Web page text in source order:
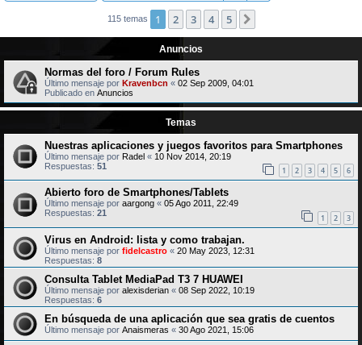
115 temas 1 2 3 4 5
Anuncios
Normas del foro / Forum Rules
Último mensaje por Kravenbcn « 02 Sep 2009, 04:01
Publicado en Anuncios
Temas
Nuestras aplicaciones y juegos favoritos para Smartphones
Último mensaje por Radel « 10 Nov 2014, 20:19
Respuestas: 51 1 2 3 4 5 6
Abierto foro de Smartphones/Tablets
Último mensaje por aargong « 05 Ago 2011, 22:49
Respuestas: 21 1 2 3
Virus en Android: lista y como trabajan.
Último mensaje por fidelcastro « 20 May 2023, 12:31
Respuestas: 8
Consulta Tablet MediaPad T3 7 HUAWEI
Último mensaje por alexisderian « 08 Sep 2022, 10:19
Respuestas: 6
En búsqueda de una aplicación que sea gratis de cuentos
Último mensaje por Anaismeras « 30 Ago 2021, 15:06